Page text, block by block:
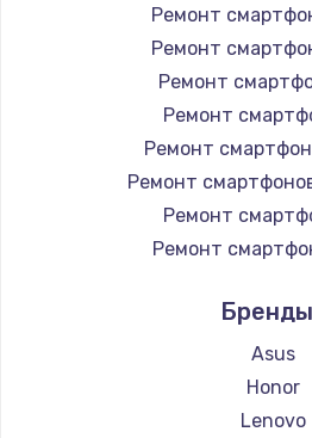
Замена
1490 руб.
Замена
1745
Замена
890 руб.
Заказать
Ремонт
Ремонт
Ремонт
Ремонт
Ремонт
Ремонт
Ремонт
Ремонт
Ремонт
Ремонт
Ремонт
Ремонт
Бренды
Asus
Honor
Lenovo